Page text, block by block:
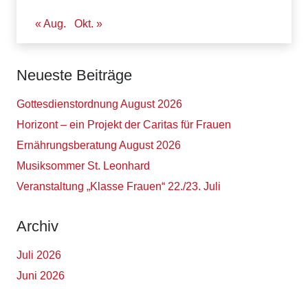
« Aug. Okt. »
Neueste Beiträge
Gottesdienstordnung August 2026
Horizont – ein Projekt der Caritas für Frauen
Ernährungsberatung August 2026
Musiksommer St. Leonhard
Veranstaltung „Klasse Frauen“ 22./23. Juli
Archiv
Juli 2026
Juni 2026